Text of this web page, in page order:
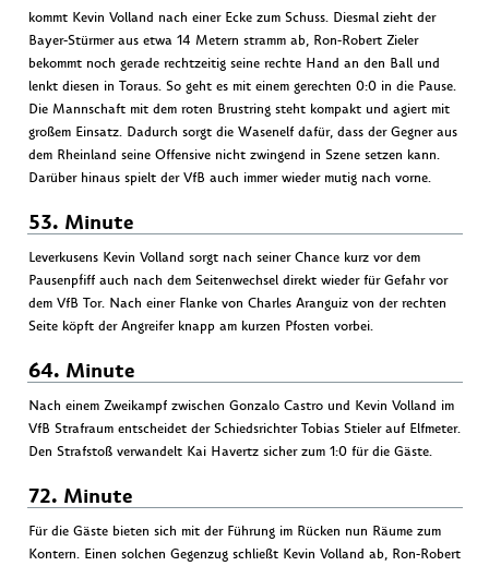
kommt Kevin Volland nach einer Ecke zum Schuss. Diesmal zieht der
Bayer-Stürmer aus etwa 14 Metern stramm ab, Ron-Robert Zieler
bekommt noch gerade rechtzeitig seine rechte Hand an den Ball und
lenkt diesen in Toraus. So geht es mit einem gerechten 0:0 in die Pause.
Die Mannschaft mit dem roten Brustring steht kompakt und agiert mit
großem Einsatz. Dadurch sorgt die Wasenelf dafür, dass der Gegner aus
dem Rheinland seine Offensive nicht zwingend in Szene setzen kann.
Darüber hinaus spielt der VfB auch immer wieder mutig nach vorne.
53. Minute
Leverkusens Kevin Volland sorgt nach seiner Chance kurz vor dem
Pausenpfiff auch nach dem Seitenwechsel direkt wieder für Gefahr vor
dem VfB Tor. Nach einer Flanke von Charles Aranguiz von der rechten
Seite köpft der Angreifer knapp am kurzen Pfosten vorbei.
64. Minute
Nach einem Zweikampf zwischen Gonzalo Castro und Kevin Volland im
VfB Strafraum entscheidet der Schiedsrichter Tobias Stieler auf Elfmeter.
Den Strafstoß verwandelt Kai Havertz sicher zum 1:0 für die Gäste.
72. Minute
Für die Gäste bieten sich mit der Führung im Rücken nun Räume zum
Kontern. Einen solchen Gegenzug schließt Kevin Volland ab, Ron-Robert